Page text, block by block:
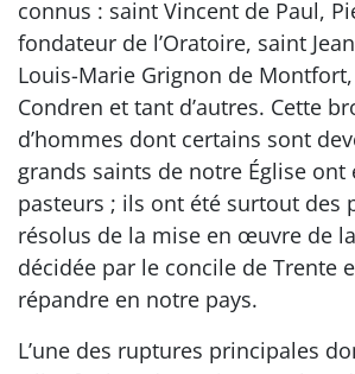
connus : saint Vincent de Paul,
fondateur de l’Oratoire, saint
Louis-Marie Grignon de
Condren et tant d’autres. Cette
d’hommes dont certains sont
grands saints de notre Église ont
pasteurs ; ils ont été surtout des
résolus de la mise en œuvre de
décidée par le concile de Trente
répandre en notre pays.
L’une des ruptures principales